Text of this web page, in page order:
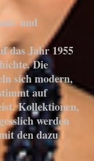
und
das Jahr 1955
Die
sich modern,
auf
Kollektionen,
werden
den dazu